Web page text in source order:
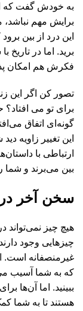
به خودش گفت که
برایش مهم
این درد از بین
برید. اما در
فکرش هم امکان
تصور کن اگر این
برای تو می
گونه‌ای اتفاق
این تغییر زاویه
ارتباطی با
بین می‌برند و شما
سخن آخر در
هیچ چیز نمی‌تواند
چیزهایی وجود
غیرمنصفانه است.
که به شما آسیب
ببینید. اما آن‌ها
هستند تا به شما